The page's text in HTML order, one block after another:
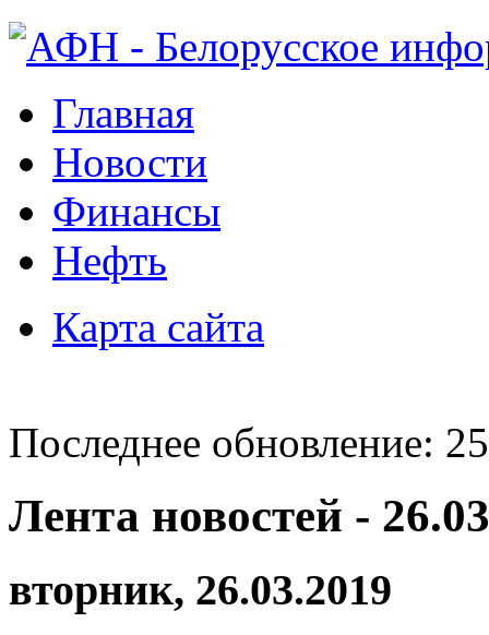
Главная
Новости
Финансы
Нефть
Карта сайта
Последнее обновление:
Лента новостей -
вторник, 26.03.2019